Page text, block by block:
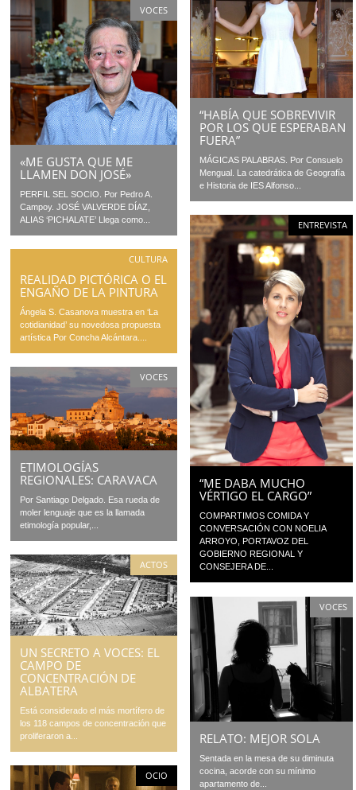
“HABÍA QUE SOBREVIVIR
POR LOS QUE ESPERABAN
FUERA”
MÁGICAS PALABRAS. Por Consuelo
Mengual. La catedrática de Geografía
e Historia de IES Alfonso...
VOCES
«ME GUSTA QUE ME
LLAMEN DON JOSÉ»
PERFIL SEL SOCIO. Por Pedro A.
Campoy. JOSÉ VALVERDE DÍAZ,
ALIAS ‘PICHALATE’ Llega como...
ENTREVISTA
“ME DABA MUCHO
VÉRTIGO EL CARGO”
COMPARTIMOS COMIDA Y
CONVERSACIÓN CON NOELIA
ARROYO, PORTAVOZ DEL
GOBIERNO REGIONAL Y
CONSEJERA DE...
CULTURA
REALIDAD PICTÓRICA O EL
ENGAÑO DE LA PINTURA
Ángela S. Casanova muestra en ‘La
cotidianidad’ su novedosa propuesta
artística Por Concha Alcántara....
VOCES
ETIMOLOGÍAS
REGIONALES: CARAVACA
Por Santiago Delgado. Esa rueda de
moler lenguaje que es la llamada
etimología popular,...
ACTOS
UN SECRETO A VOCES: EL
CAMPO DE
CONCENTRACIÓN DE
ALBATERA
Está considerado el más mortífero de
los 118 campos de concentración que
proliferaron a...
VOCES
RELATO: MEJOR SOLA
Sentada en la mesa de su diminuta
cocina, acorde con su mínimo
apartamento de...
OCIO